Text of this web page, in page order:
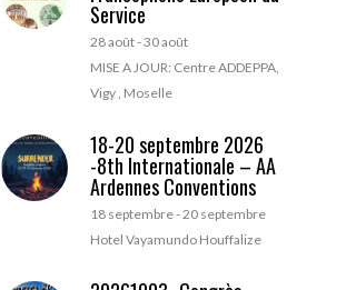
Service
28 août-30 août
MISE A JOUR: Centre ADDEPPA,
Vigy , Moselle
18-20 septembre 2026
-8th Internationale – AA
Ardennes Conventions
18 septembre-20 septembre
Hotel Vayamundo Houffalize